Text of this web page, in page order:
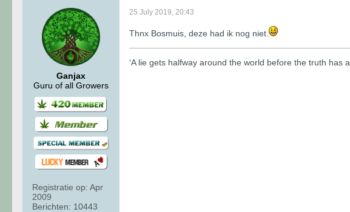
Ganjax
Guru of all Growers
Registratie op: Apr
2009
Berichten: 10443
25 July 2019, 20:43
Thnx Bosmuis, deze had ik nog niet.
‘A lie gets halfway around the world before the truth has